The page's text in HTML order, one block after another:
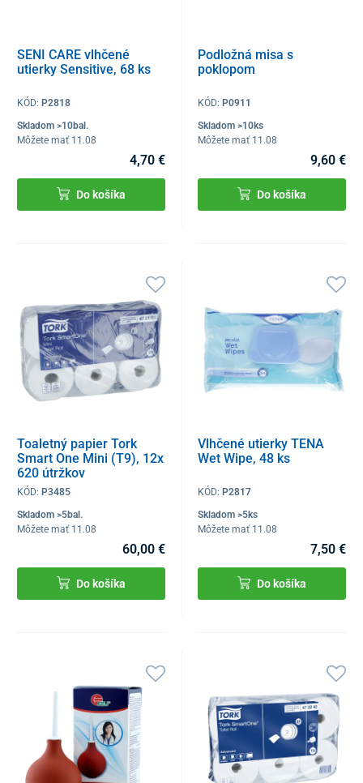
SENI CARE vlhčené
utierky Sensitive, 68 ks
KÓD: P2818
Skladom >10bal.
Môžete mať 11.08
4,70 €
Do košíka
Podložná misa s
poklopom
KÓD: P0911
Skladom >10ks
Môžete mať 11.08
9,60 €
Do košíka
Toaletný papier Tork
Smart One Mini (T9), 12x
620 útržkov
KÓD: P3485
Skladom >5bal.
Môžete mať 11.08
60,00 €
Do košíka
Vlhčené utierky TENA
Wet Wipe, 48 ks
KÓD: P2817
Skladom >5ks
Môžete mať 11.08
7,50 €
Do košíka